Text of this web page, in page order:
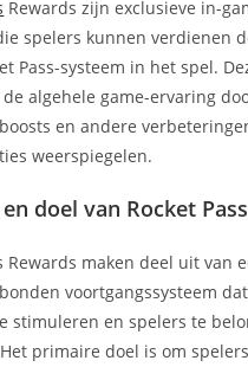
Rewards zijn exclusieve in-
spelers kunnen verdienen
Pass-systeem in het spel.
algehele game-ervaring
en andere
weerspiegelen.
doel van Rocket
Rewards maken deel uit van
voortgangssysteem
stimuleren en spelers te
primaire doel is om